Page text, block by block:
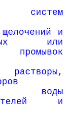
систем
и
или
воды
и